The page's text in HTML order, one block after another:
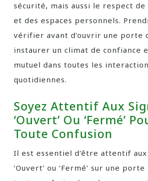
sécurité, mais aussi le respect
et des espaces personnels.
vérifier avant d’ouvrir une porte
instaurer un climat de confiance
mutuel dans toutes les
quotidiennes.
Soyez Attentif Aux
‘Ouvert’ Ou ‘Fermé’
Toute Confusion
Il est essentiel d’être attentif aux
‘Ouvert’ ou ‘Fermé’ sur une